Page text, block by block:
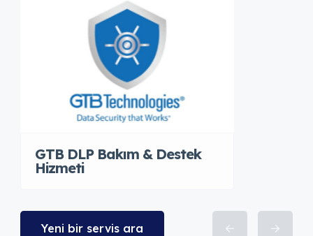
GTB DLP Bakım & Destek
Hizmeti
Yeni bir servis ara